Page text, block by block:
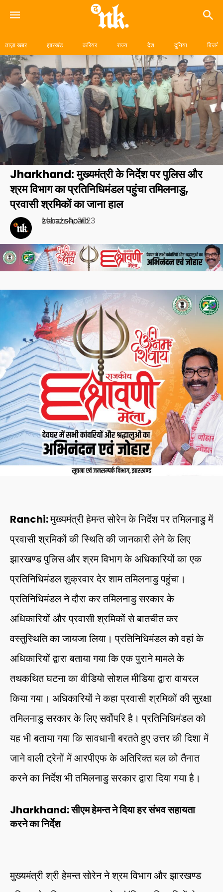
ताज़ा खबर झारखंड करियर राज्य देश दुनिया बिजनेस
Jharkhand: मुख्यमंत्री के निर्देश पर पुलिस और
श्रम विभाग का प्रतिनिधिमंडल पहुंचा तमिलनाडु,
प्रवासी श्रमिकों का जाना हाल
zabazshoaib
March 4, 2023
Ranchi:मुख्यमंत्री हेमन्त सोरेन के निर्देश पर तमिलनाडु में
प्रवासी श्रमिकों की स्थिति की जानकारी लेने के लिए
झारखण्ड पुलिस और श्रम विभाग के अधिकारियों का एक
प्रतिनिधिमंडल शुक्रवार देर शाम तमिलनाडु पहुंचा।
प्रतिनिधिमंडल ने दौरा कर तमिलनाडु सरकार के
अधिकारियों और प्रवासी श्रमिकों से बातचीत कर
वस्तुस्थिति का जायजा लिया। प्रतिनिधिमंडल को वहां के
अधिकारियों द्वारा बताया गया कि एक पुराने मामले के
तथकथित घटना का वीडियो सोशल मीडिया द्वारा वायरल
किया गया। अधिकारियों ने कहा प्रवासी श्रमिकों की सुरक्षा
तमिलनाडु सरकार के लिए सर्वोपरि है। प्रतिनिधिमंडल को
यह भी बताया गया कि सावधानी बरतते हुए उत्तर की दिशा में
जाने वाली ट्रेनों में आरपीएफ के अतिरिक्त बल को तैनात
करने का निर्देश भी तमिलनाडु सरकार द्वारा दिया गया है।
Jharkhand: सीएम हेमन्त ने दिया हर संभव सहायता
करने का निर्देश
मुख्यमंत्री श्री हेमन्त सोरेन ने श्रम विभाग और झारखण्ड